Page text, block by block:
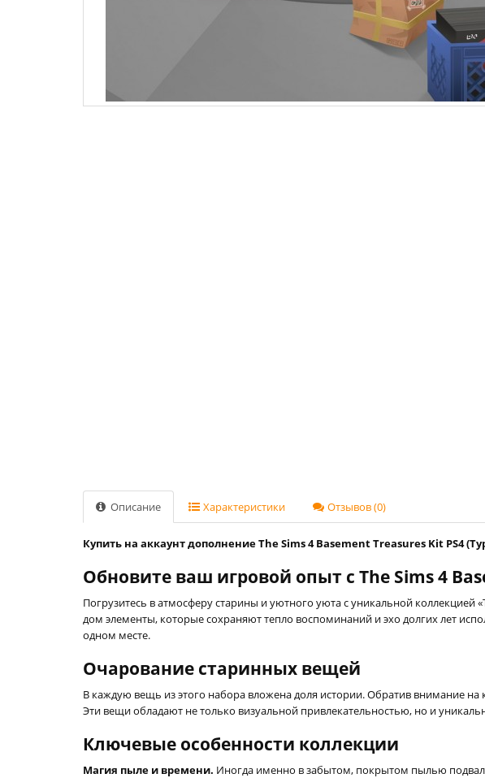
Описание Характеристики Отзывов (0)
Купить на аккаунт дополнение The Sims 4 Basement Treasures Kit PS4
Обновите ваш игровой опыт с The Sims 4
Погрузитесь в атмосферу старины и уютного уюта с уникальной
дом элементы, которые сохраняют тепло воспоминаний и эхо долгих лет
одном месте.
Очарование старинных вещей
В каждую вещь из этого набора вложена доля истории. Обратив внимание
Эти вещи обладают не только визуальной привлекательностью, но и
Ключевые особенности коллекции
Магия пыле и времени. Иногда именно в забытом, покрытом пылью